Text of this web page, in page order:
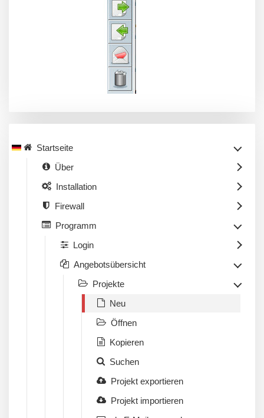
Startseite
Über
Installation
Firewall
Programm
Login
Angebotsübersicht
Projekte
Neu
Öffnen
Kopieren
Suchen
Projekt exportieren
Projekt importieren